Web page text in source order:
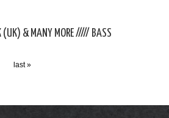
(UK) & MANY MORE ///// BASS
last »